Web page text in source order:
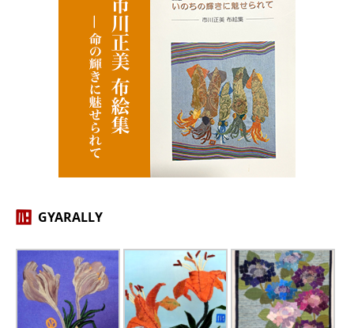
GYARALLY